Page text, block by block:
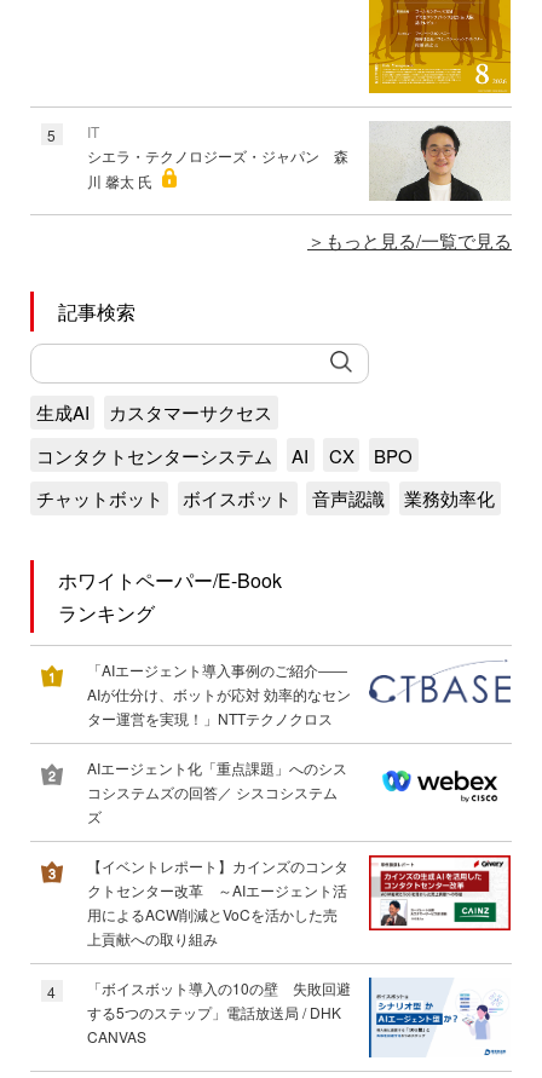
5
IT
シエラ・テクノロジーズ・ジャパン 森
川 馨太 氏
もっと見る/一覧で見る
記事検索
生成AI
カスタマーサクセス
コンタクトセンターシステム
AI CX
BPO
チャットボット
ボイスボット 音声認識 業務効率化
ホワイトペーパー/E-Book
ランキング
「AIエージェント導入事例のご紹介――
AIが仕分け、ボットが応対 効率的なセン
ター運営を実現！」NTTテクノクロス
AIエージェント化「重点課題」へのシス
コシステムズの回答／ シスコシステム
ズ
【イベントレポート】カインズのコンタ
クトセンター改革 ～AIエージェント活
用によるACW削減とVoCを活かした売
上貢献への取り組み
4
「ボイスボット導入の10の壁 失敗回避
する5つのステップ」電話放送局 / DHK
CANVAS